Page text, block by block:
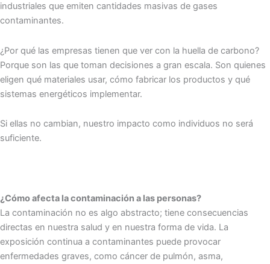
industriales que emiten cantidades masivas de gases
contaminantes.
¿Por qué las empresas tienen que ver con la huella de carbono?
Porque son las que toman decisiones a gran escala. Son quienes
eligen qué materiales usar, cómo fabricar los productos y qué
sistemas energéticos implementar.
Si ellas no cambian, nuestro impacto como individuos no será
suficiente.
¿Cómo afecta la contaminación a las personas?
La contaminación no es algo abstracto; tiene consecuencias
directas en nuestra salud y en nuestra forma de vida. La
exposición continua a contaminantes puede provocar
enfermedades graves, como cáncer de pulmón, asma,